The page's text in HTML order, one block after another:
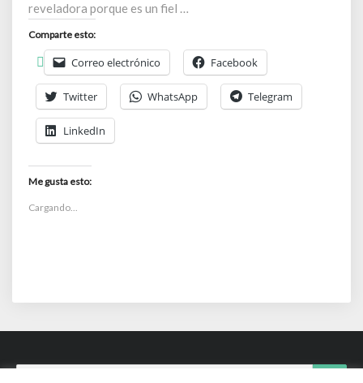
reveladora porque es un fiel …
Comparte esto:
Correo electrónico Facebook
Twitter WhatsApp Telegram
LinkedIn
Me gusta esto:
Cargando...
Search